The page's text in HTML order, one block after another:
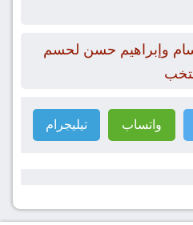
وإبراهيم حسن لحسم
واتساب تيليجرام